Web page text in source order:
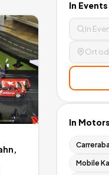
In
In
Mobile